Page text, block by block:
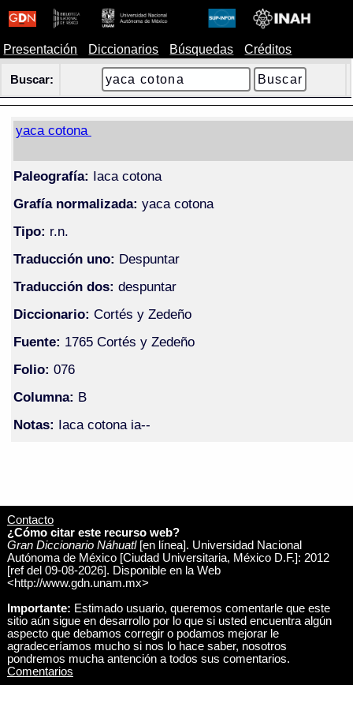
Presentación Diccionarios Búsquedas Créditos
Buscar:
yaca cotona
Paleografía: Iaca cotona
Grafía normalizada: yaca cotona
Tipo: r.n.
Traducción uno: Despuntar
Traducción dos: despuntar
Diccionario: Cortés y Zedeño
Fuente: 1765 Cortés y Zedeño
Folio: 076
Columna: B
Notas: Iaca cotona ia--
Contacto
¿Cómo citar este recurso web?
Gran Diccionario Náhuatl[en línea]. Universidad Nacional
Autónoma de México [Ciudad Universitaria, México D.F.]: 2012
[ref del 09-08-2026]. Disponible en la Web
<http://www.gdn.unam.mx>
Importante: Estimado usuario, queremos comentarle que este
sitio aún sigue en desarrollo por lo que si usted encuentra algún
aspecto que debamos corregir o podamos mejorar le
agradeceríamos mucho si nos lo hace saber, nosotros
pondremos mucha antención a todos sus comentarios.
Comentarios